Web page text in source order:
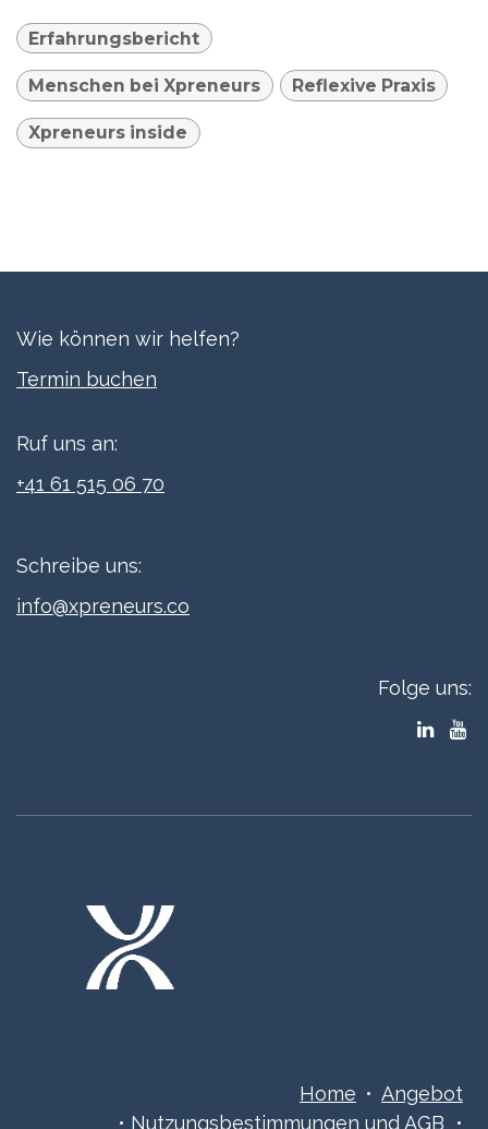
Erfahrungsbericht
Menschen bei Xpreneurs Reflexive Praxis
Xpreneurs inside
Wie können wir helfen?
Termi​n buchen
Ruf uns an:
+41 61 515 06 70
Schreibe uns:
info@xpreneurs.co
Folge uns:
Home • Angebot
• Nutzungsbestimmungen ​​​und AGB •